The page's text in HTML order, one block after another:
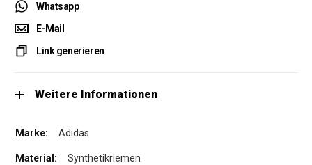
Whatsapp
E-Mail
Link generieren
Weitere Informationen
Adidas
Synthetikriemen